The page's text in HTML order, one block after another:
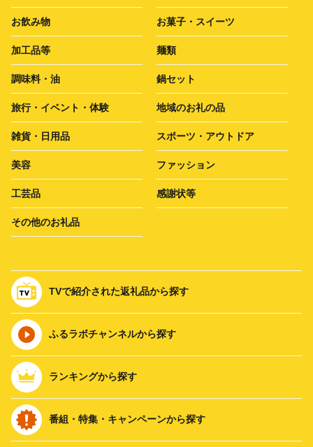
お飲み物 お菓子・スイーツ
加工品等 麺類
調味料・油 鍋セット
旅行・イベント・体験 地域のお礼の品
雑貨・日用品 スポーツ・アウトドア
美容 ファッション
工芸品 感謝状等
その他のお礼品
TVで紹介された返礼品から探す
ふるラボチャンネルから探す
ランキングから探す
番組・特集・キャンペーンから探す